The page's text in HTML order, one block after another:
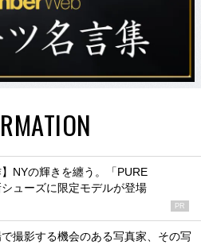
】NYの輝きを纏う。「PURE
ューズに限定モデルが登場
PR
撮影する機会のある写真家、その写